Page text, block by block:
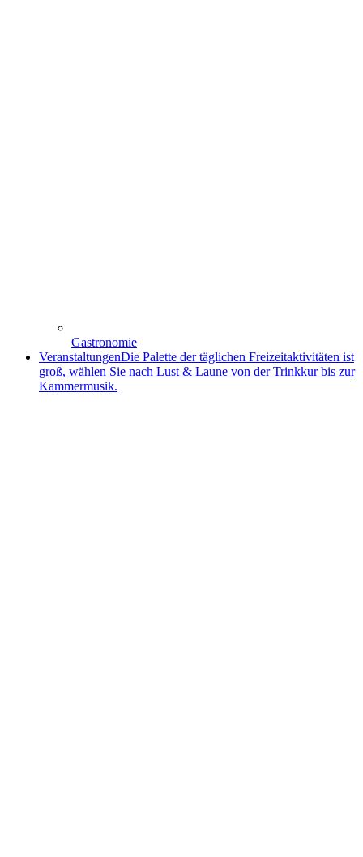
Gastronomie
VeranstaltungenDie Palette der täglichen Freizeitaktivitäten ist
groß, wählen Sie nach Lust & Laune von der Trinkkur bis zur
Kammermusik.